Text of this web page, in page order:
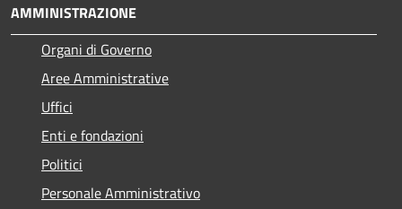
AMMINISTRAZIONE
Organi di Governo
Aree Amministrative
Uffici
Enti e fondazioni
Politici
Personale Amministrativo